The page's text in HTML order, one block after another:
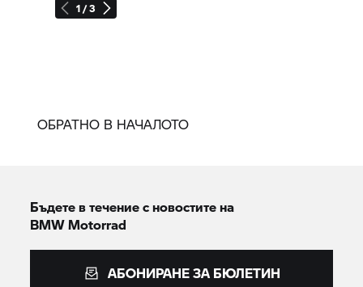
1 / 3
ОБРАТНО В НАЧАЛОТО
Бъдете в течение с новостите на
BMW Motorrad
АБОНИРАНЕ ЗА БЮЛЕТИН